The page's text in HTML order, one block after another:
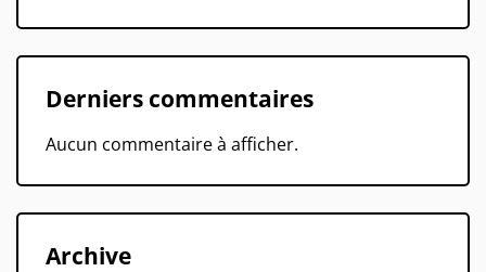
Derniers commentaires
Aucun commentaire à afficher.
Archive